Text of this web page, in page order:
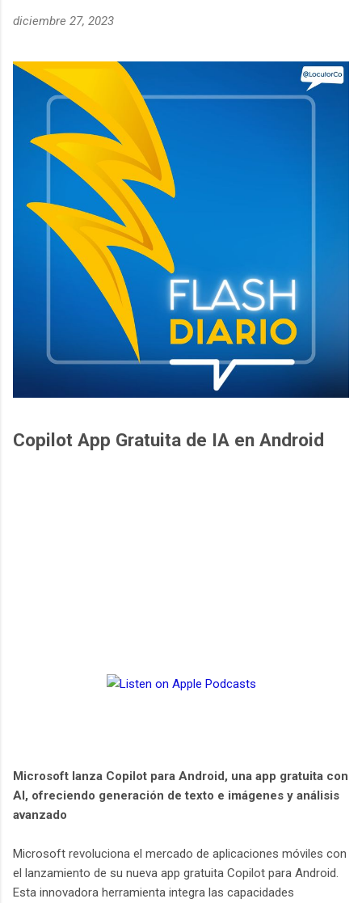
diciembre 27, 2023
Copilot App Gratuita de IA en Android
Microsoft lanza Copilot para Android, una app gratuita con
AI, ofreciendo generación de texto e imágenes y análisis
avanzado
Microsoft revoluciona el mercado de aplicaciones móviles con
el lanzamiento de su nueva app gratuita Copilot para Android.
Esta innovadora herramienta integra las capacidades